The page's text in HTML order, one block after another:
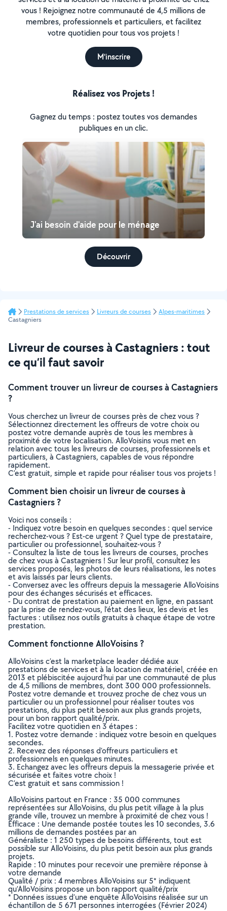
vous ! Rejoignez notre communauté de 4,5 millions de
membres, professionnels et particuliers, et facilitez
votre quotidien pour tous vos projets !
M'inscrire
Réalisez vos Projets !
Gagnez du temps : postez toutes vos demandes
publiques en un clic.
J'ai besoin d'aide pour le ménage
Découvrir
Prestations de services Livreurs de courses
Alpes-maritimes
Castagniers
Livreur de courses à Castagniers : tout
ce qu’il faut savoir
Comment trouver un livreur de courses à Castagniers
?
Vous cherchez un livreur de courses près de chez vous ?
Sélectionnez directement les offreurs de votre choix ou
postez votre demande auprès de tous les membres à
proximité de votre localisation. AlloVoisins vous met en
relation avec tous les livreurs de courses, professionnels et
particuliers, à Castagniers, capables de vous répondre
rapidement.
C’est gratuit, simple et rapide pour réaliser tous vos projets !
Comment bien choisir un livreur de courses à
Castagniers ?
Voici nos conseils :
- Indiquez votre besoin en quelques secondes : quel service
recherchez-vous ? Est-ce urgent ? Quel type de prestataire,
particulier ou professionnel, souhaitez-vous ?
- Consultez la liste de tous les livreurs de courses, proches
de chez vous à Castagniers ! Sur leur profil, consultez les
services proposés, les photos de leurs réalisations, les notes
et avis laissés par leurs clients.
- Conversez avec les offreurs depuis la messagerie AlloVoisins
pour des échanges sécurisés et efficaces.
- Du contrat de prestation au paiement en ligne, en passant
par la prise de rendez-vous, l’état des lieux, les devis et les
factures : utilisez nos outils gratuits à chaque étape de votre
prestation.
Comment fonctionne AlloVoisins ?
AlloVoisins c’est la marketplace leader dédiée aux
prestations de services et à la location de matériel, créée en
2013 et plébiscitée aujourd’hui par une communauté de plus
de 4,5 millions de membres, dont 300 000 professionnels.
Postez votre demande et trouvez proche de chez vous un
particulier ou un professionnel pour réaliser toutes vos
prestations, du plus petit besoin aux plus grands projets,
pour un bon rapport qualité/prix.
Facilitez votre quotidien en 3 étapes :
1. Postez votre demande : indiquez votre besoin en quelques
secondes.
2. Recevez des réponses d’offreurs particuliers et
professionnels en quelques minutes.
3. Echangez avec les offreurs depuis la messagerie privée et
sécurisée et faites votre choix !
C’est gratuit et sans commission !
AlloVoisins partout en France : 35 000 communes
représentées sur AlloVoisins, du plus petit village à la plus
grande ville, trouvez un membre à proximité de chez vous !
Efficace : Une demande postée toutes les 10 secondes, 3.6
millions de demandes postées par an
Généraliste : 1 250 types de besoins différents, tout est
possible sur AlloVoisins, du plus petit besoin aux plus grands
projets.
Rapide : 10 minutes pour recevoir une première réponse à
votre demande
Qualité / prix : 4 membres AlloVoisins sur 5* indiquent
qu’AlloVoisins propose un bon rapport qualité/prix
* Données issues d’une enquête AlloVoisins réalisée sur un
échantillon de 5 671 personnes interrogées (Février 2024)